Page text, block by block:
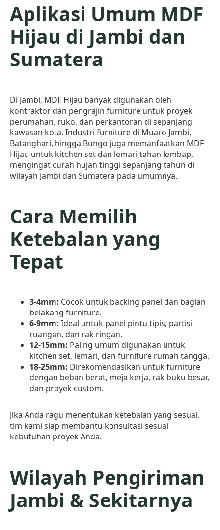
Aplikasi Umum MDF
Hijau di Jambi dan
Sumatera
Di Jambi, MDF Hijau banyak digunakan oleh
kontraktor dan pengrajin furniture untuk proyek
perumahan, ruko, dan perkantoran di sepanjang
kawasan kota. Industri furniture di Muaro Jambi,
Batanghari, hingga Bungo juga memanfaatkan MDF
Hijau untuk kitchen set dan lemari tahan lembap,
mengingat curah hujan tinggi sepanjang tahun di
wilayah Jambi dan Sumatera pada umumnya.
Cara Memilih
Ketebalan yang
Tepat
3-4mm: Cocok untuk backing panel dan bagian
belakang furniture.
6-9mm: Ideal untuk panel pintu tipis, partisi
ruangan, dan rak ringan.
12-15mm: Paling umum digunakan untuk
kitchen set, lemari, dan furniture rumah tangga.
18-25mm: Direkomendasikan untuk furniture
dengan beban berat, meja kerja, rak buku besar,
dan proyek custom.
Jika Anda ragu menentukan ketebalan yang sesuai,
tim kami siap membantu konsultasi sesuai
kebutuhan proyek Anda.
Wilayah Pengiriman
Jambi & Sekitarnya